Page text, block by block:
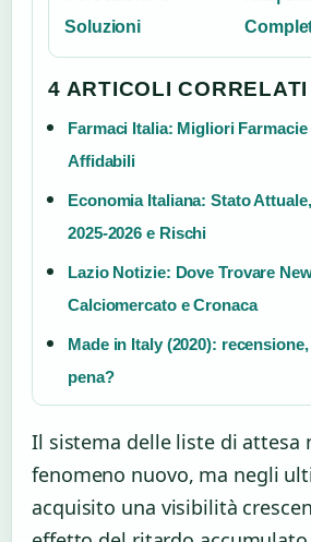
Soluzioni
4 ARTICOLI CORRELATI
Farmaci Italia: Migliori
Affidabili
Economia Italiana: Stato
2025-2026 e Rischi
Lazio Notizie: Dove Trovare
Calciomercato e Cronaca
Made in Italy (2020):
pena?
Il sistema delle liste di attesa
fenomeno nuovo, ma negli
acquisito una visibilità